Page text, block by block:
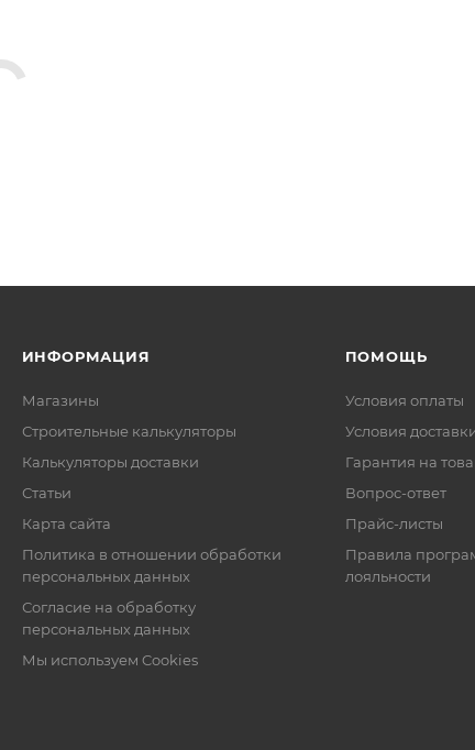
ИНФОРМАЦИЯ
Магазины
Строительные калькуляторы
Калькуляторы доставки
Статьи
Карта сайта
Политика в отношении обработки
персональных данных
Согласие на обработку
персональных данных
Мы используем Cookies
ПОМОЩЬ
Условия оплаты
Условия
Гарантия на
Вопрос-ответ
Прайс-листы
Правила
лояльности